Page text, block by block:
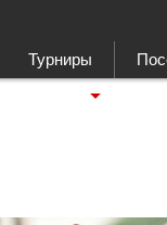
Турниры